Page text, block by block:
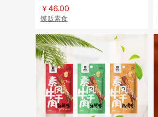
￥46.00
馍贩素食